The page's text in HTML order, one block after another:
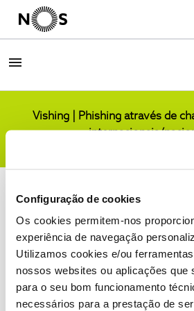
Configuração de cookies
Os cookies permitem-nos
experiência de navegação
Utilizamos cookies e/ou
nossos websites ou aplicações que
para o seu bom funcionamento
necessários para a prestação de
Vishing | Phishing através de
internacionais/
Condições do Fórum NOS